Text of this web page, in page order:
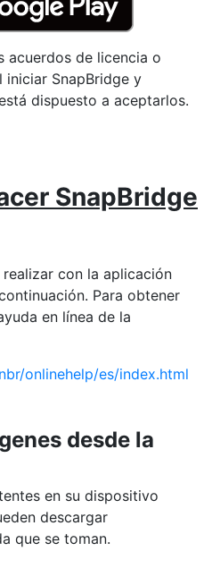
acuerdos de licencia o
iniciar SnapBridge y
dispuesto a aceptarlos.
SnapBridge
con la aplicación
Para obtener
en línea de la
onlinehelp/es/index.html
desde la
en su dispositivo
descargar
que se toman.